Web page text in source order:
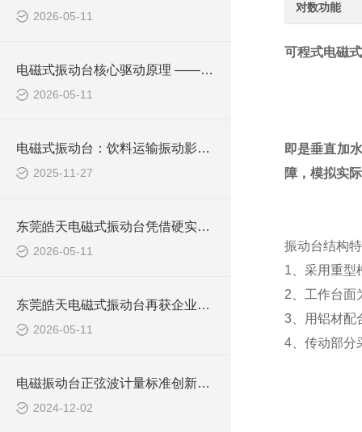
2026-05-11
电磁式振动台核心驱动原理 —— 电 - 磁 - 力的能量转化机制
2026-05-11
电磁式振动台：饮料运输振动影响（包装 / 品质）精准解析与优化
2025-11-27
东莞皓天电磁式振动台凭借硬实力，成功签约新客户
2026-05-11
东莞皓天电磁式振动台再获企业青睐，成功签约交付
2026-05-11
电磁振动台正弦波计量标准创新举措行业发展
2024-12-02
对数功能
可程式电磁
即是垂直加
障，模拟实
振动台结构
1、采用重型
2、工作台面
3、用铝材配
4、传动部分